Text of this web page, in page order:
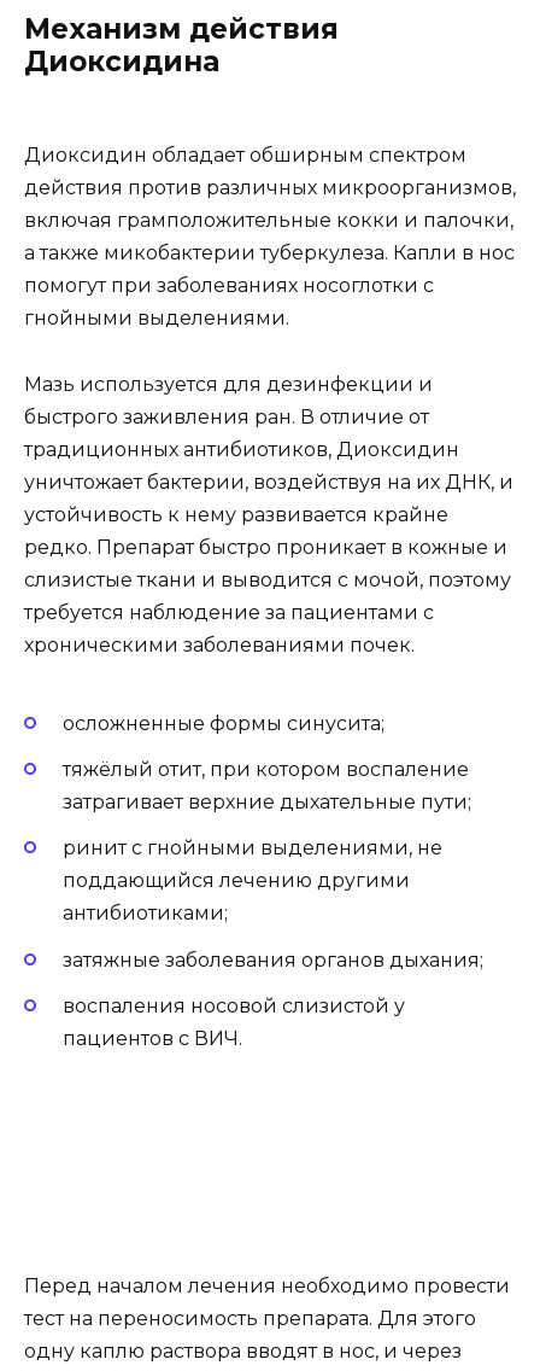
Механизм действия
Диоксидина
Диоксидин обладает обширным спектром
действия против различных микроорганизмов,
включая грамположительные кокки и палочки,
а также микобактерии туберкулеза. Капли в нос
помогут при заболеваниях носоглотки с
гнойными выделениями.
Мазь используется для дезинфекции и
быстрого заживления ран. В отличие от
традиционных антибиотиков, Диоксидин
уничтожает бактерии, воздействуя на их ДНК, и
устойчивость к нему развивается крайне
редко. Препарат быстро проникает в кожные и
слизистые ткани и выводится с мочой, поэтому
требуется наблюдение за пациентами с
хроническими заболеваниями почек.
осложненные формы синусита;
тяжёлый отит, при котором воспаление
затрагивает верхние дыхательные пути;
ринит с гнойными выделениями, не
поддающийся лечению другими
антибиотиками;
затяжные заболевания органов дыхания;
воспаления носовой слизистой у
пациентов с ВИЧ.
Перед началом лечения необходимо провести
тест на переносимость препарата. Для этого
одну каплю раствора вводят в нос, и через